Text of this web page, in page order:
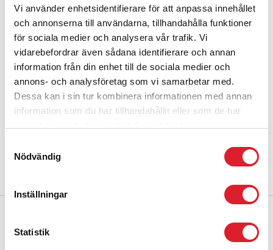
Vi använder enhetsidentifierare för att anpassa innehållet
och annonserna till användarna, tillhandahålla funktioner
för sociala medier och analysera vår trafik. Vi
vidarebefordrar även sådana identifierare och annan
information från din enhet till de sociala medier och
annons- och analysföretag som vi samarbetar med.
Dessa kan i sin tur kombinera informationen med annan
information som du har tillhandahållit eller som de har
Nödvändig
Inställningar
Statistik
INLANDSBANAN SÖKER IT-
STRATEG FÖR FRAMTIDENS
DIGITALA LANDSKAP!
Vill du arbeta strategiskt med IT-frågor som stärker verksamheten
och skapar nytta på koncernnivå? Vi söker dig som vill bidra med
din erfarenhet och ditt engagemang för att utveckla en säker, hållbar
moderbolaget Inlandsbanan AB och de två dotterbolagen
AB ägs av 19 kommuner längs banan. Läs mer om vår verksamhet
Läs mer »